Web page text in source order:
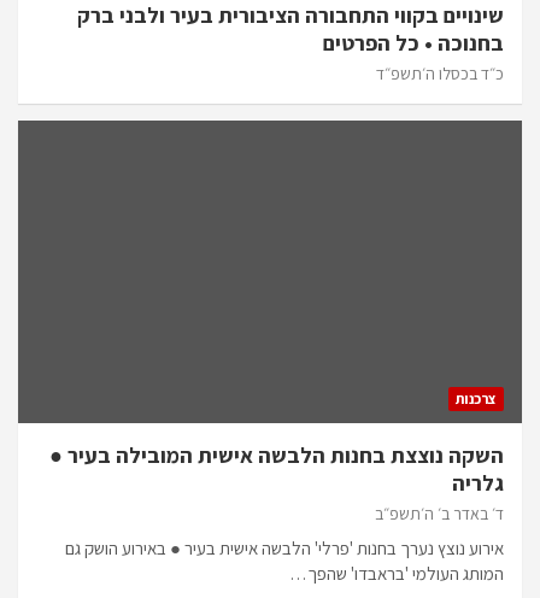
שינויים בקווי התחבורה הציבורית בעיר ולבני ברק
בחנוכה • כל הפרטים
כ״ד בכסלו ה׳תשפ״ד
צרכנות
השקה נוצצת בחנות הלבשה אישית המובילה בעיר ●
גלריה
ד׳ באדר ב׳ ה׳תשפ״ב
אירוע נוצץ נערך בחנות 'פרלי' הלבשה אישית בעיר ● באירוע הושק גם
המותג העולמי 'בראבדו' שהפך…